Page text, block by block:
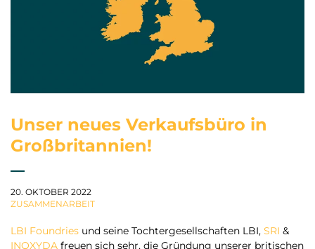
Unser neues Verkaufsbüro in
Großbritannien!
20. OKTOBER 2022
ZUSAMMENARBEIT
LBI Foundries und seine Tochtergesellschaften LBI, SRI &
INOXYDA freuen sich sehr, die Gründung unserer britischen